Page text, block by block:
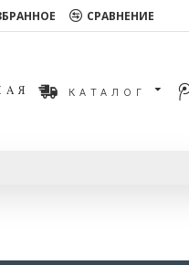
СРАВНЕНИЕ
КАТАЛОГ